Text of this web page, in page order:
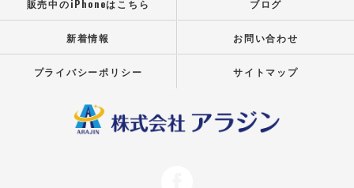
販売中のiPhoneはこちら ブログ
新着情報 お問い合わせ
プライバシーポリシー サイトマップ